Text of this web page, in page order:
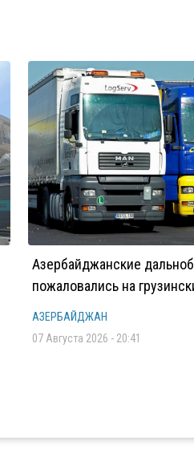
Азербайджанские
пожаловались на
АЗЕРБАЙДЖАН
07 Августа 2026 - 20:41